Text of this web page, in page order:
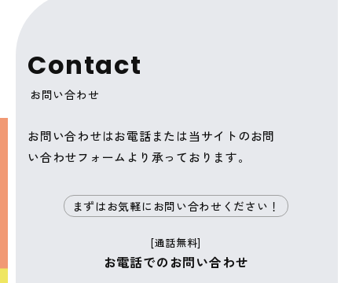
Contact
お問い合わせ
お問い合わせはお電話または当サイトのお問
い合わせフォームより承っております。
まずはお気軽にお問い合わせください！
[通話無料]
お電話でのお問い合わせ